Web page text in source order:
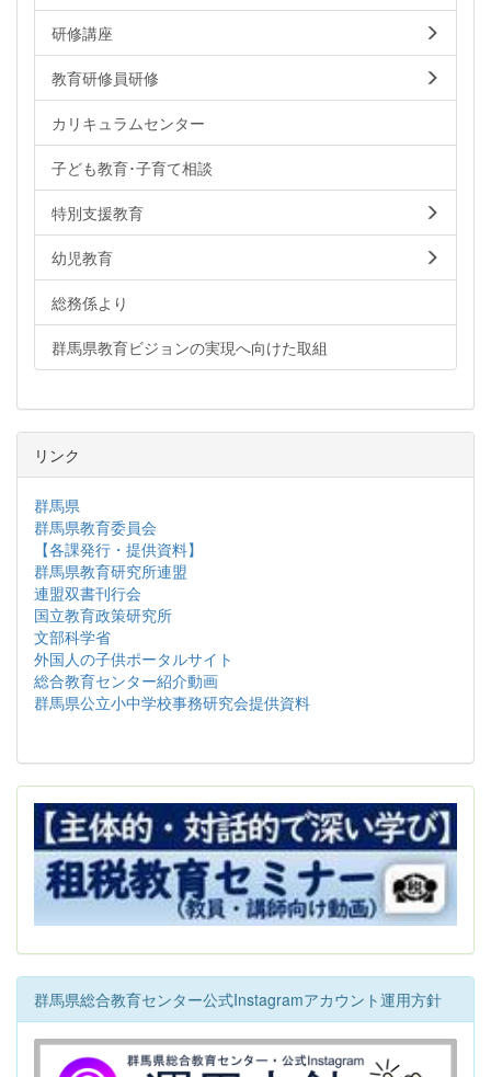
研修講座
教育研修員研修
カリキュラムセンター
子ども教育･子育て相談
特別支援教育
幼児教育
総務係より
群馬県教育ビジョンの実現へ向けた取組
リンク
群馬県
群馬県教育委員会
【各課発行・提供資料】
群馬県教育研究所連盟
連盟双書刊行会
国立教育政策研究所
文部科学省
外国人の子供ポータルサイト
総合教育センター紹介動画
群馬県公立小中学校事務研究会提供資料
群馬県総合教育センター公式Instagramアカウント運用方針